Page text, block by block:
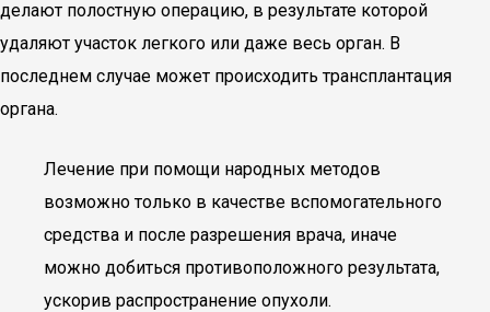
делают полостную операцию, в результате которой
удаляют участок легкого или даже весь орган. В
последнем случае может происходить трансплантация
органа.
Лечение при помощи народных методов
возможно только в качестве вспомогательного
средства и после разрешения врача, иначе
можно добиться противоположного результата,
ускорив распространение опухоли.